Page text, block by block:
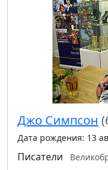
Джо Симпсон
Дата рождения: 13
Писатели